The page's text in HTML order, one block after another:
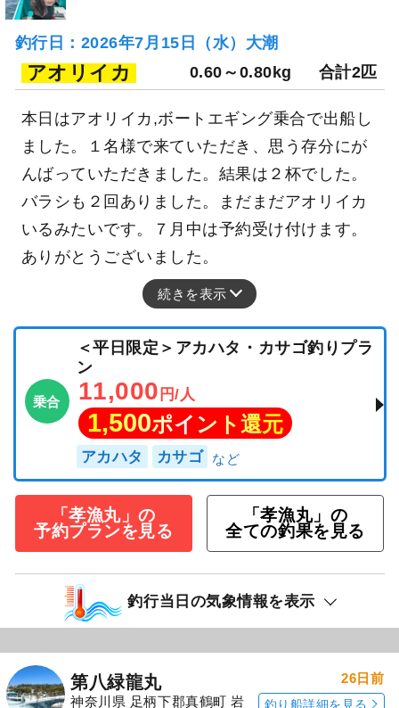
釣行日：2026年7月15日（水）大潮
アオリイカ 0.60～0.80kg 合計2匹
本日はアオリイカ,ボートエギング乗合で出船し
ました。１名様で来ていただき、思う存分にが
んばっていただきました。結果は２杯でした。
バラシも２回ありました。まだまだアオリイカ
いるみたいです。７月中は予約受け付けます。
ありがとうございました。
続きを表示
乗合
＜平日限定＞アカハタ・カサゴ釣りプラ
ン
11,000 円/人
1,500ポイント還元
アカハタ カサゴ
「孝漁丸」の
予約プランを見る
「孝漁丸」の
全ての釣果を見る
釣行当日の気象情報を表示
第八緑龍丸
神奈川県 足柄下郡真鶴町 岩
26日前
釣り船詳細を見る